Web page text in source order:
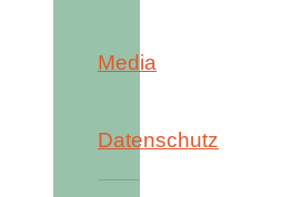
Media
Datenschutz